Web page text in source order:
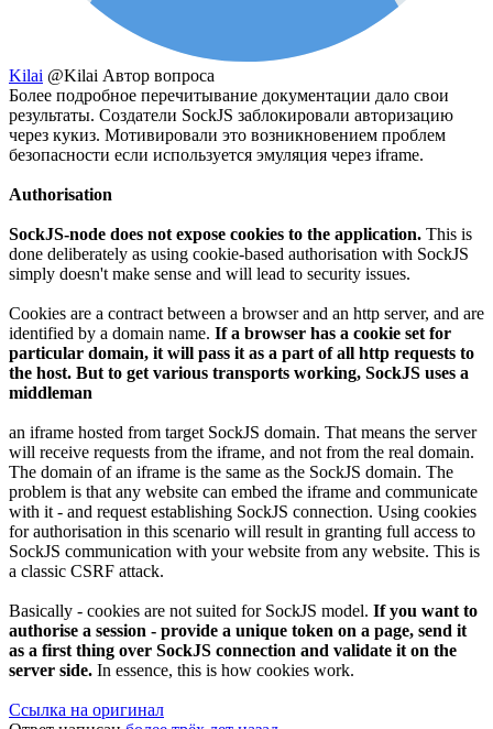
Kilai @Kilai Автор вопроса
Более подробное перечитывание документации дало свои
результаты. Создатели SockJS заблокировали авторизацию
через кукиз. Мотивировали это возникновением проблем
безопасности если используется эмуляция через iframe.
Authorisation
SockJS-node does not expose cookies to the application. This is
done deliberately as using cookie-based authorisation with SockJS
simply doesn't make sense and will lead to security issues.
Cookies are a contract between a browser and an http server, and are
identified by a domain name. If a browser has a cookie set for
particular domain, it will pass it as a part of all http requests to
the host. But to get various transports working, SockJS uses a
middleman
an iframe hosted from target SockJS domain. That means the server
will receive requests from the iframe, and not from the real domain.
The domain of an iframe is the same as the SockJS domain. The
problem is that any website can embed the iframe and communicate
with it - and request establishing SockJS connection. Using cookies
for authorisation in this scenario will result in granting full access to
SockJS communication with your website from any website. This is
a classic CSRF attack.
Basically - cookies are not suited for SockJS model. If you want to
authorise a session - provide a unique token on a page, send it
as a first thing over SockJS connection and validate it on the
server side. In essence, this is how cookies work.
Ссылка на оригинал